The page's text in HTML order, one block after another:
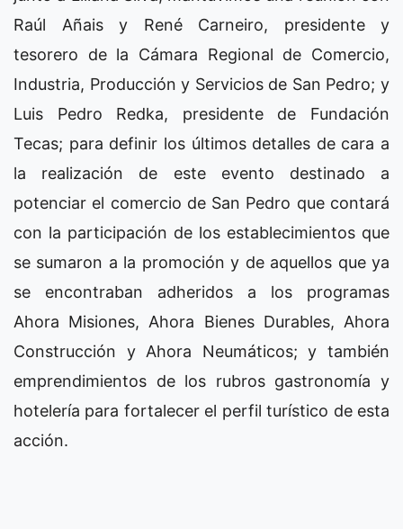
Raúl Añais y René Carneiro, presidente y
tesorero de la Cámara Regional de Comercio,
Industria, Producción y Servicios de San Pedro; y
Luis Pedro Redka, presidente de Fundación
Tecas; para definir los últimos detalles de cara a
la realización de este evento destinado a
potenciar el comercio de San Pedro que contará
con la participación de los establecimientos que
se sumaron a la promoción y de aquellos que ya
se encontraban adheridos a los programas
Ahora Misiones, Ahora Bienes Durables, Ahora
Construcción y Ahora Neumáticos; y también
emprendimientos de los rubros gastronomía y
hotelería para fortalecer el perfil turístico de esta
acción.